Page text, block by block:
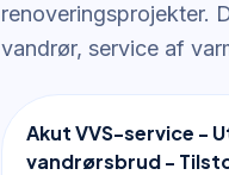
renoveringsprojekter.
vandrør, service af
Akut VVS-service -
vandrørsbrud -